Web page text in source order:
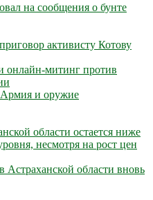
на сообщения о бунте
активисту Котову
онлайн-митинг против
Армия и оружие
области остается ниже
несмотря на рост цен
Астраханской области вновь